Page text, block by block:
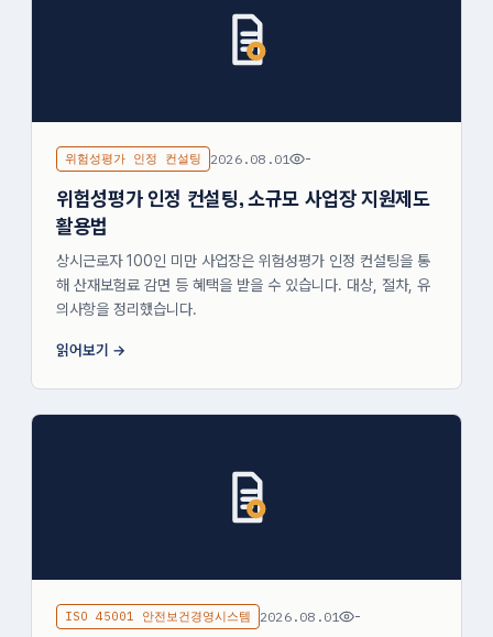
위험성평가 인정 컨설팅 2026.08.01 -
위험성평가 인정 컨설팅, 소규모 사업장 지원제도
활용법
상시근로자 100인 미만 사업장은 위험성평가 인정 컨설팅을 통
해 산재보험료 감면 등 혜택을 받을 수 있습니다. 대상, 절차, 유
의사항을 정리했습니다.
읽어보기
ISO 45001 안전보건경영시스템 2026.08.01 -